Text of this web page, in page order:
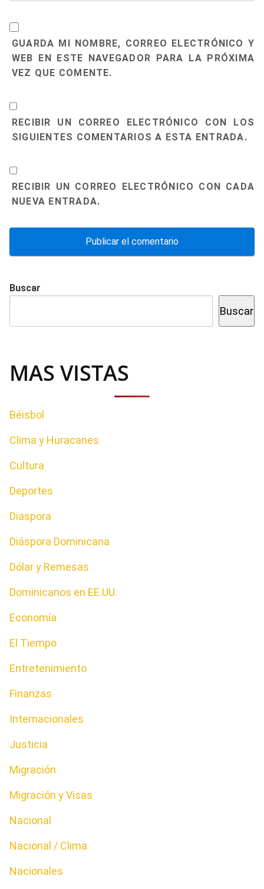
GUARDA MI NOMBRE, CORREO ELECTRÓNICO Y
WEB EN ESTE NAVEGADOR PARA LA PRÓXIMA
VEZ QUE COMENTE.
RECIBIR UN CORREO ELECTRÓNICO CON LOS
SIGUIENTES COMENTARIOS A ESTA ENTRADA.
RECIBIR UN CORREO ELECTRÓNICO CON CADA
NUEVA ENTRADA.
Buscar
Buscar
MAS VISTAS
Béisbol
Clima y Huracanes
Cultura
Deportes
Diaspora
Diáspora Dominicana
Dólar y Remesas
Dominicanos en EE.UU.
Economía
El Tiempo
Entretenimiento
Finanzas
Internacionales
Justicia
Migración
Migración y Visas
Nacional
Nacional / Clima
Nacionales